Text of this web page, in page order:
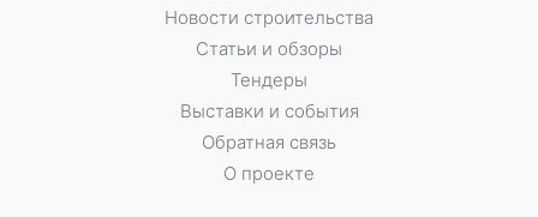
Новости строительства
Статьи и обзоры
Тендеры
Выставки и события
Обратная связь
О проекте